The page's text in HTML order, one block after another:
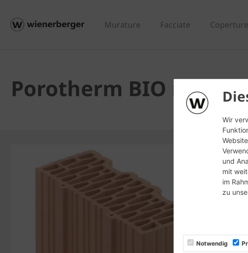
Wir
und
mit
im
zu
Notwendig
Murature Facciate Coperture
Porotherm BIO inc 30-